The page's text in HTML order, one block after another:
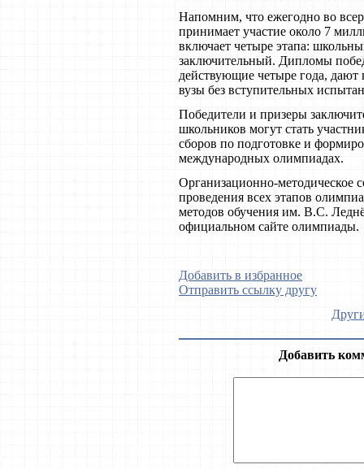
Напомним, что ежегодно во
принимает участие около 7
включает четыре этапа:
заключительный. Дипломы
действующие четыре года, дают
вузы без вступительных
Победители и призеры
школьников могут стать
сборов по подготовке и
международных олимпиадах.
Организационно-
проведения всех этапов
методов обучения им. В.С.
официальном сайте олимпиады.
Добавить в избранное
Отправить ссылку другу
Добавить